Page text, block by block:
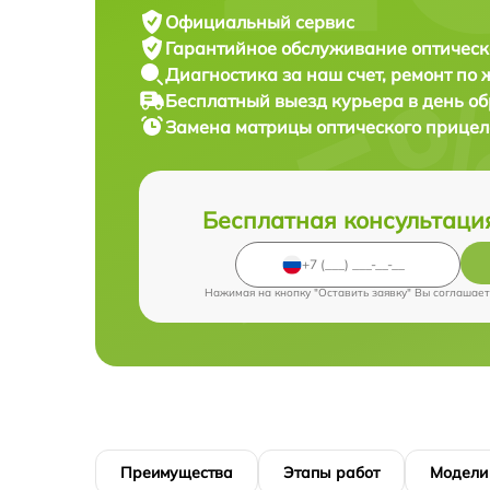
Официальный сервис
Гарантийное обслуживание
Диагностика за наш счет, ремонт по
Бесплатный выезд курьера в день
Замена матрицы оптического
Бесплатная
Нажимая на кнопку "Оставить заявку" Вы
Преимущества Этапы работ Модели